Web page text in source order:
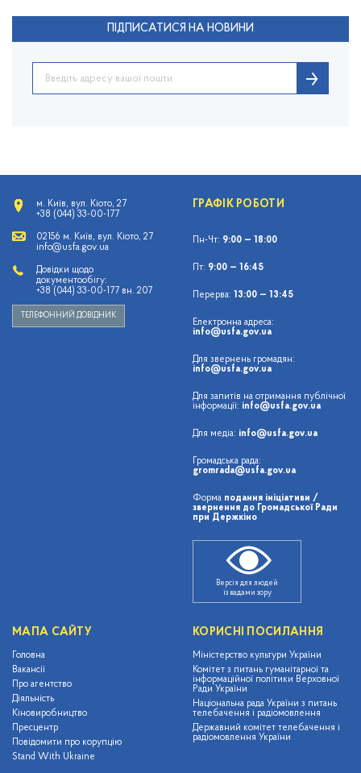
ПІДПИСАТИСЯ НА НОВИНИ
м. Київ, вул. Кіото, 27
+38 (044) 33-00-177
02156 м. Київ, вул. Кіото, 27
info@usfa.gov.ua
Довідки щодо
документообігу:
+38 (044) 33-00-177 вн. 207
ТЕЛЕФОННИЙ ДОВІДНИК
ГРАФІК РОБОТИ
Пн-Чт: 9:00 — 18:00
Пт: 9:00 — 16:45
Перерва: 13:00 — 13:45
Електронна адреса:
info@usfa.gov.ua
Для звернень громадян:
info@usfa.gov.ua
Для запитів на отримання публічної
інформації: info@usfa.gov.ua
Для медіа: info@usfa.gov.ua
Громадська рада:
gromrada@usfa.gov.ua
Форма подання ініціативи /
звернення до Громадської Ради
при Держкіно
Версія для людей
із вадами зору
МАПА САЙТУ
Головна
Вакансії
Про агентство
Діяльність
Кіновиробництво
Пресцентр
Повідомити про корупцію
Stand With Ukraine
КОРИСНІ ПОСИЛАННЯ
Міністерство культури України
Комітет з питань гуманітарної та
інформаційної політики Верховної
Ради України
Національна рада України з питань
телебачення і радіомовлення
Державний комітет телебачення і
радіомовлення України